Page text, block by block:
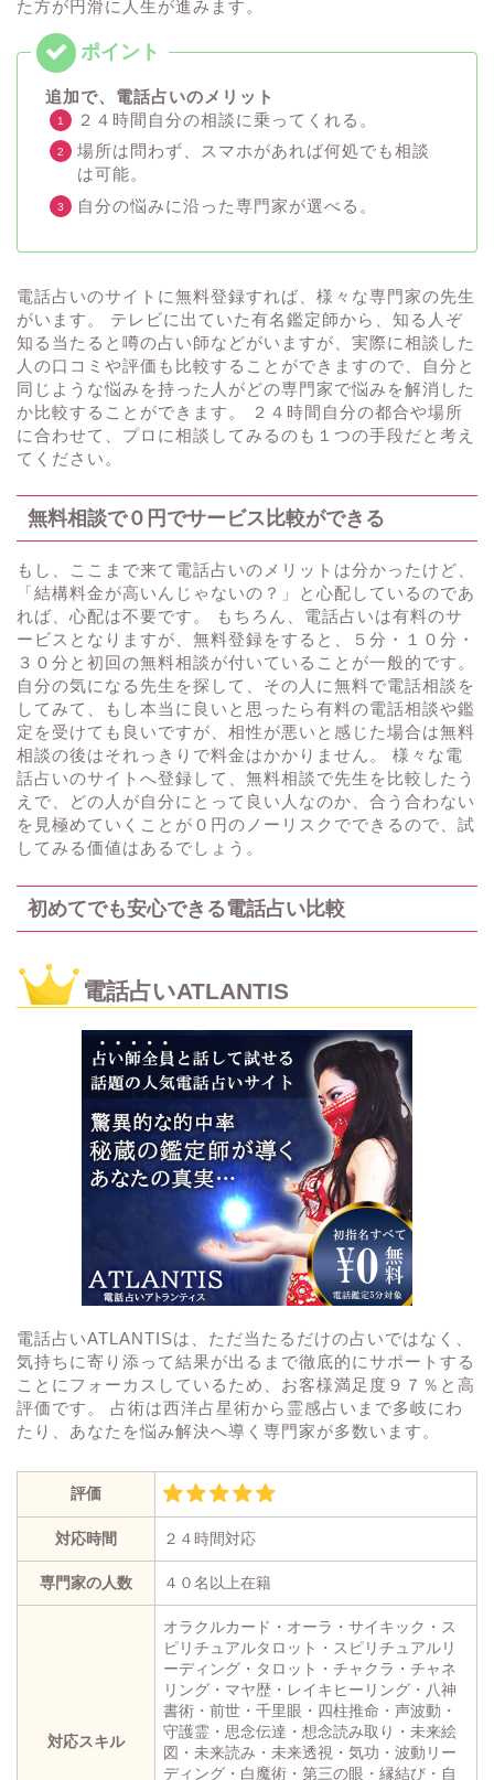
た方が円滑に人生が進みます。
追加で、電話占いのメリット
２４時間自分の相談に乗ってくれる。
場所は問わず、スマホがあれば何処でも相談
は可能。
自分の悩みに沿った専門家が選べる。
電話占いのサイトに無料登録すれば、様々な専門家の先生
がいます。 テレビに出ていた有名鑑定師から、知る人ぞ
知る当たると噂の占い師などがいますが、実際に相談した
人の口コミや評価も比較することができますので、自分と
同じような悩みを持った人がどの専門家で悩みを解消した
か比較することができます。 ２４時間自分の都合や場所
に合わせて、プロに相談してみるのも１つの手段だと考え
てください。
無料相談で０円でサービス比較ができる
もし、ここまで来て電話占いのメリットは分かったけど、
「結構料金が高いんじゃないの？」と心配しているのであ
れば、心配は不要です。 もちろん、電話占いは有料のサ
ービスとなりますが、無料登録をすると、５分・１０分・
３０分と初回の無料相談が付いていることが一般的です。
自分の気になる先生を探して、その人に無料で電話相談を
してみて、もし本当に良いと思ったら有料の電話相談や鑑
定を受けても良いですが、相性が悪いと感じた場合は無料
相談の後はそれっきりで料金はかかりません。 様々な電
話占いのサイトへ登録して、無料相談で先生を比較したう
えで、どの人が自分にとって良い人なのか、合う合わない
を見極めていくことが０円のノーリスクでできるので、試
してみる価値はあるでしょう。
初めてでも安心できる電話占い比較
電話占いATLANTIS
電話占いATLANTISは、ただ当たるだけの占いではなく、
気持ちに寄り添って結果が出るまで徹底的にサポートする
ことにフォーカスしているため、お客様満足度９７％と高
評価です。 占術は西洋占星術から霊感占いまで多岐にわ
たり、あなたを悩み解決へ導く専門家が多数います。
評価
対応時間 ２４時間対応
専門家の人数 ４０名以上在籍
対応スキル
オラクルカード・オーラ・サイキック・ス
ピリチュアルタロット・スピリチュアルリ
ーディング・タロット・チャクラ・チャネ
リング・マヤ歴・レイキヒーリング・八神
書術・前世・千里眼・四柱推命・声波動・
守護霊・思念伝達・想念読み取り・未来絵
図・未来読み・未来透視・気功・波動リー
ディング・白魔術・第三の眼・縁結び・自